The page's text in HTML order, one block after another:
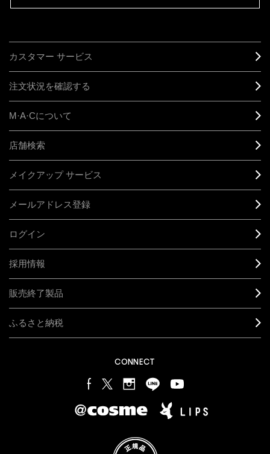
カスタマー サービス
注文状況を確認する
M·A·Cについて
店舗検索
メイクアップ サービス
メールアドレス登録
ログイン
採用情報
販売終了製品
ふるさと納税
CONNECT